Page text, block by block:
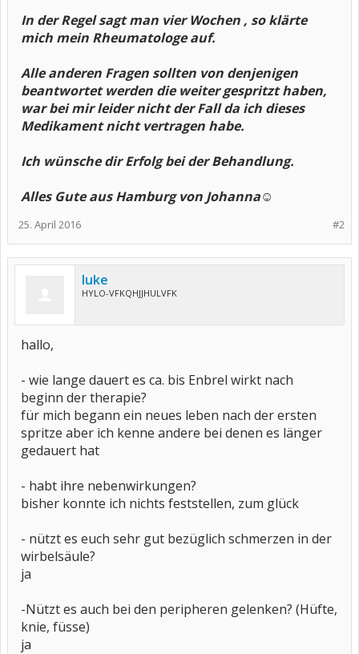
In der Regel sagt man vier Wochen , so klärte
mich mein Rheumatologe auf.
Alle anderen Fragen sollten von denjenigen
beantwortet werden die weiter gespritzt haben,
war bei mir leider nicht der Fall da ich dieses
Medikament nicht vertragen habe.
Ich wünsche dir Erfolg bei der Behandlung.
Alles Gute aus Hamburg von Johanna☺
#2
25. April 2016
luke
HYLO-VFKQHJJHULVFK
hallo,
- wie lange dauert es ca. bis Enbrel wirkt nach
beginn der therapie?
für mich begann ein neues leben nach der ersten
spritze aber ich kenne andere bei denen es länger
gedauert hat
- habt ihre nebenwirkungen?
bisher konnte ich nichts feststellen, zum glück
- nützt es euch sehr gut bezüglich schmerzen in der
wirbelsäule?
ja
-Nützt es auch bei den peripheren gelenken? (Hüfte,
knie, füsse)
ja